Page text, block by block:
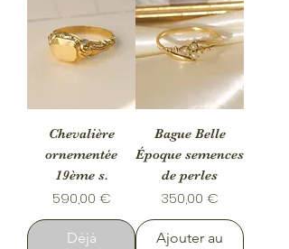
Chevalière
ornementée
19ème s.
Prix
590,00 €
Déjà
Bague Belle
Époque semences
de perles
Prix
350,00 €
Ajouter au